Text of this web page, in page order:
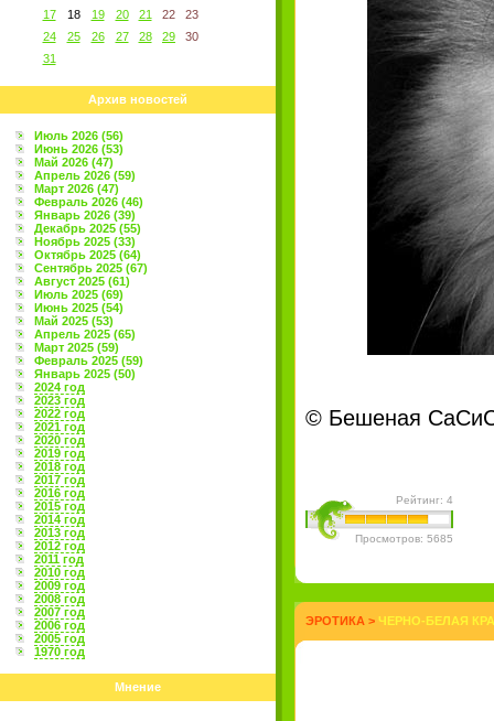
17
18 19 20 21 22
23
24
25 26 27 28 29
30
31
Архив новостей
Июль 2026 (56)
Июнь 2026 (53)
Май 2026 (47)
Апрель 2026 (59)
Март 2026 (47)
Февраль 2026 (46)
Январь 2026 (39)
Декабрь 2025 (55)
Ноябрь 2025 (33)
Октябрь 2025 (64)
Сентябрь 2025 (67)
Август 2025 (61)
Июль 2025 (69)
Июнь 2025 (54)
Май 2025 (53)
Апрель 2025 (65)
Март 2025 (59)
Февраль 2025 (59)
Январь 2025 (50)
2024 год
2023 год
2022 год
2021 год
2020 год
2019 год
2018 год
2017 год
2016 год
2015 год
2014 год
2013 год
2012 год
2011 год
2010 год
2009 год
2008 год
2007 год
2006 год
2005 год
1970 год
Мнение
© Бешеная
Рейтинг: 4
Просмотров: 5685
ЭРОТИКА > ЧЕРНО-БЕЛАЯ